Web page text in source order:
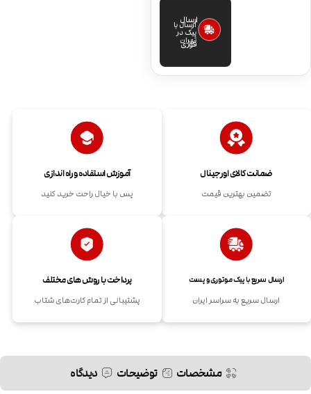
ارسال
فوری
ارسال با
پیک در
تهران
ضمانت کالای اورجینال
تضمین بهترین قیمت
آموزش استفاده و راه اندازی
پس با خیال راحت خرید کنید
ارسال سریع با پیک موتوری و پست
ارسال سریع به سراسر ایران
پرداخت با روش های مختلف
پشتیبانی از تمام کارت‌های شتاب
مشخصات توضیحات دیدگاه